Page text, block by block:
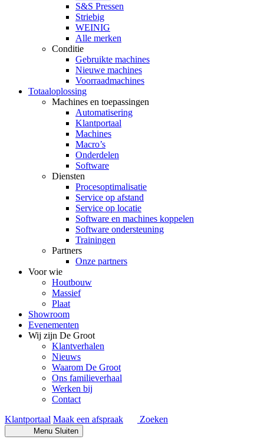
S&S Pressen
Striebig
WEINIG
Alle merken
Conditie
Gebruikte machines
Nieuwe machines
Voorraadmachines
Totaaloplossing
Machines en toepassingen
Automatisering
Klantportaal
Machines
Macro’s
Onderdelen
Software
Diensten
Procesoptimalisatie
Service op afstand
Service op locatie
Software en machines koppelen
Software ondersteuning
Trainingen
Partners
Onze partners
Voor wie
Houtbouw
Massief
Plaat
Showroom
Evenementen
Wij zijn De Groot
Klantverhalen
Nieuws
Waarom De Groot
Ons familieverhaal
Werken bij
Contact
Klantportaal Maak een afspraak Zoeken
Menu Sluiten